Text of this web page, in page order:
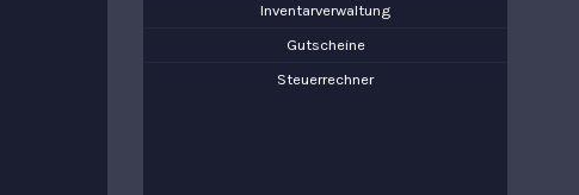
Inventarverwaltung
Gutscheine
Steuerrechner